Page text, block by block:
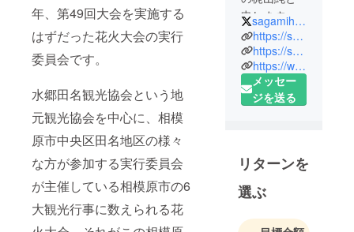
年、第49回大会を実施する
はずだった花火大会の実行
委員会です。
水郷田名観光協会という地
元観光協会を中心に、相模
原市中央区田名地区の様々
な方が参加する実行委員会
が主催している相模原市の6
大観光行事に数えられる花
申します。
1982年生ま
れ、東京生
まれ、海外
育ち、現在
は相模原市
というイベ
ント関係の
会社を経営
す。まちの
sagamiharafire
https://sagamihara.shop
https://sagamiharahanabi.com
https://www.sagamihara-festa.com/
メッセー
ジを送る
リターンを
選ぶ